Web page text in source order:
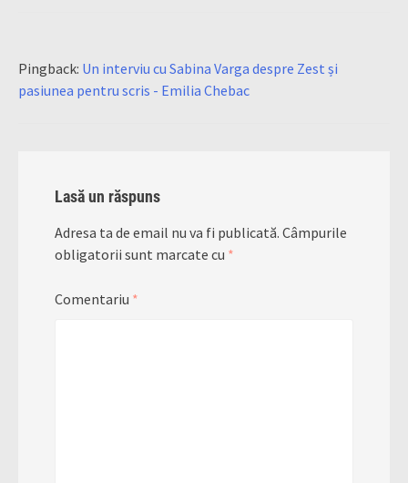
Pingback: Un interviu cu Sabina Varga despre Zest și
pasiunea pentru scris - Emilia Chebac
Lasă un răspuns
Adresa ta de email nu va fi publicată. Câmpurile
obligatorii sunt marcate cu *
Comentariu *